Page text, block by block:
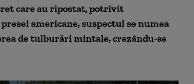
care au ripostat, potrivit
americane, suspectul se numea
de tulburări mintale, crezându-se